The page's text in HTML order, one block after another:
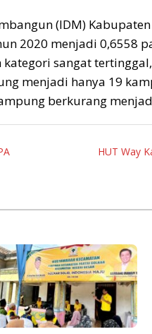
(IDM)
2020 menjadi 0,6558
sangat
menjadi hanya 19
berkurang
HUT Way